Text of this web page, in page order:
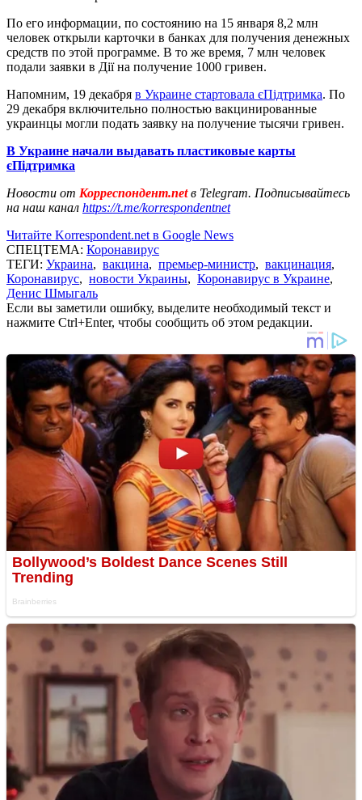
По его информации, по состоянию на 15 января 8,2 млн
человек открыли карточки в банках для получения денежных
средств по этой программе. В то же время, 7 млн ​​человек
подали заявки в Дії на получение 1000 гривен.
Напомним, 19 декабря в Украине стартовала єПідтримка. По
29 декабря включительно полностью вакцинированные
украинцы могли подать заявку на получение тысячи гривен.
В Украине начали выдавать пластиковые карты
єПідтримка
Новости от Корреспондент.netв Telegram. Подписывайтесь
на наш канал https://t.me/korrespondentnet
Читайте Korrespondent.net в Google News
СПЕЦТЕМА: Коронавирус
ТЕГИ: Украина, вакцина, премьер-министр, вакцинация,
Коронавирус, новости Украины, Коронавирус в Украине,
Денис Шмыгаль
Если вы заметили ошибку, выделите необходимый текст и
нажмите Ctrl+Enter, чтобы сообщить об этом редакции.